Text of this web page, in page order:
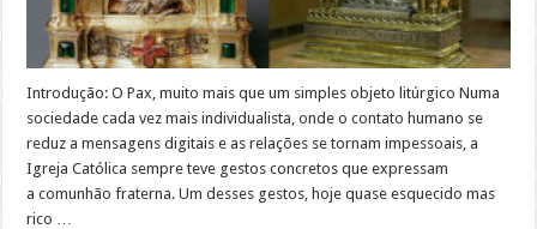
Introdução: O Pax, muito mais que um simples objeto litúrgico Numa
sociedade cada vez mais individualista, onde o contato humano se
reduz a mensagens digitais e as relações se tornam impessoais, a
Igreja Católica sempre teve gestos concretos que expressam
a comunhão fraterna. Um desses gestos, hoje quase esquecido mas
rico …